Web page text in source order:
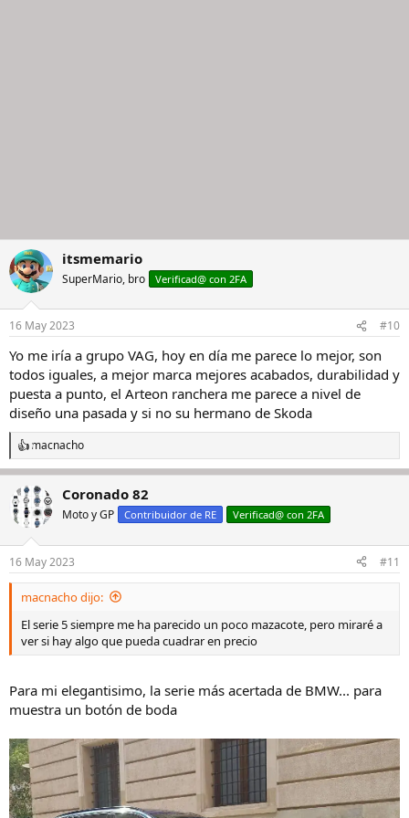
itsmemario
SuperMario, bro Verificad@ con 2FA
16 May 2023 #10
Yo me iría a grupo VAG, hoy en día me parece lo mejor, son
todos iguales, a mejor marca mejores acabados, durabilidad y
puesta a punto, el Arteon ranchera me parece a nivel de
diseño una pasada y si no su hermano de Skoda
R
e
c
c
i
e
s
macnacho
Coronado 82
Moto y GP Contribuidor de RE Verificad@ con 2FA
16 May 2023 #11
macnacho dijo:
El serie 5 siempre me ha parecido un poco mazacote, pero miraré a
ver si hay algo que pueda cuadrar en precio
Para mi elegantisimo, la serie más acertada de BMW... para
muestra un botón de boda